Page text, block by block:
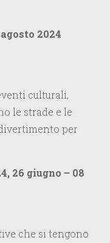
agosto 2024
culturali,
le strade e le
per
26 giugno – 08
2024
che si tengono